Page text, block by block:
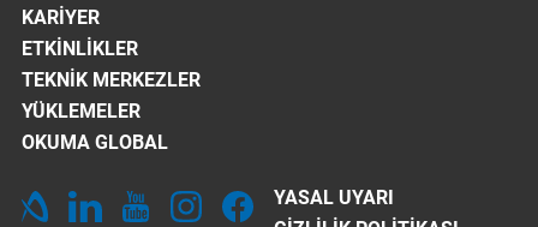
KARIYER
ETKINLIKLER
TEKNIK MERKEZLER
YÜKLEMELER
OKUMA GLOBAL
YASAL UYARI